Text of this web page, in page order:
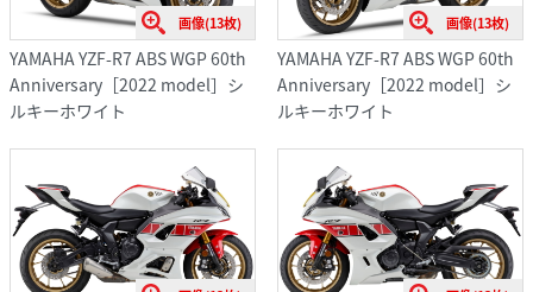
画像(13枚)
YAMAHA YZF-R7 ABS WGP 60th
Anniversary［2022 model］シ
ルキーホワイト
画像(13枚)
YAMAHA YZF-R7 ABS WGP 60th
Anniversary［2022 model］シ
ルキーホワイト